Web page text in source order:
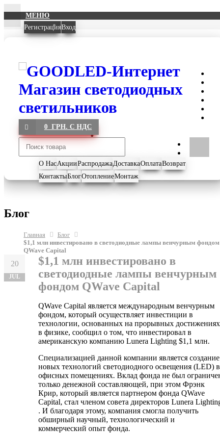
МЕНЮ
РегистрацияВход
0 ГРН. С НДС
О НасАкцииРаспродажаДоставкаОплатаВозврат
КонтактыБлогОтоплениеМонтаж
Блог
Главная
Блог
$1,1 млн инвестировано в светодиодные лампы венчурным фондом
QWave Capital
20
JUL
$1,1 млн инвестировано в
светодиодные лампы венчурным
фондом QWave Capital
QWave Capital является международным венчурным
фондом, который осуществляет инвестиции в
технологии, основанных на прорывных достижениях
в физике, сообщил о том, что инвестировал в
американскую компанию Lunera Lighting $1,1 млн.
Специализацией данной компании является создание
новых технологий светодиодного освещения (LED) в
офисных помещениях. Вклад фонда не был
только денежной составляющей, при этом Фрэнк
Крир, который является партнером фонда QWave
Capital, стал членом совета директоров Lunera
. И благодаря этому, компания смогла получить
обширный научный, технологический и
коммерческий опыт фонда.